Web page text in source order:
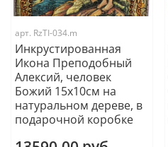
арт. RzTI-034.m
Инкрустированная
Икона Преподобный
Алексий, человек
Божий 15х10см на
натуральном дереве, в
подарочной коробке